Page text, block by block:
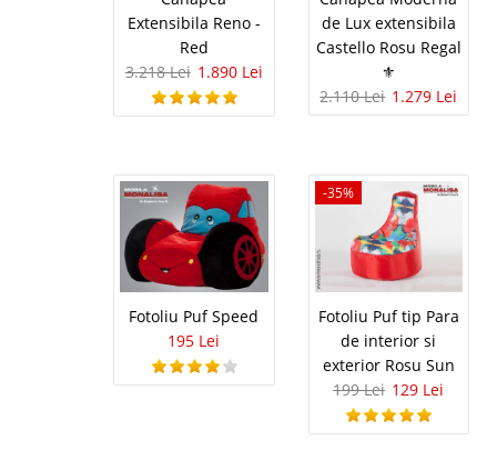
transpuna micul pilot
Birou
Race Cup -
Birou copii rosu
Transport Gratuit
auto este acum
car ce transforma in
-42%
Canapea
rosu
Extensibila Reno -
Red
3.218 Lei 1.890 Lei
de Lux extensibila
Castello Rosu Regal
⚜️
2.110 Lei 1.279 Lei
Fotoliu Puf Speed
195 Lei
-35%
Fotoliu Puf tip Para
de interior si
exterior Rosu Sun
199 Lei 129 Lei